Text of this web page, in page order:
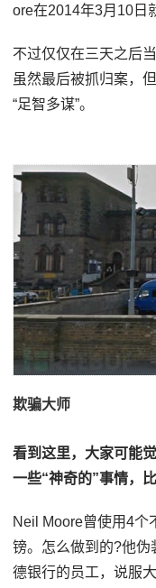
ore在2014年3月10日
不过仅仅在三天之后
虽然最后被抓归案，
“足智多谋”。
欺骗大师
看到这里，大家可能
一些“神奇的”事情，比
Neil Moore曾使用4个
镑。怎么做到的?他
德银行的员工，说服